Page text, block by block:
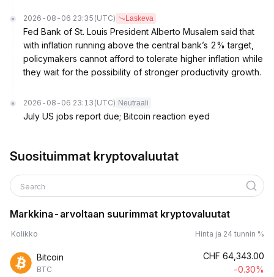
2026-08-06 23:35 (UTC) Laskeva
Fed Bank of St. Louis President Alberto Musalem said that
with inflation running above the central bank’s 2% target,
policymakers cannot afford to tolerate higher inflation while
they wait for the possibility of stronger productivity growth.
2026-08-06 23:13 (UTC) Neutraali
July US jobs report due; Bitcoin reaction eyed
Suosituimmat kryptovaluutat
Search
Markkina-arvoltaan suurimmat kryptovaluutat
Kolikko Hinta ja 24 tunnin %
Bitcoin
BTC
CHF 64,343.00
-0.30%